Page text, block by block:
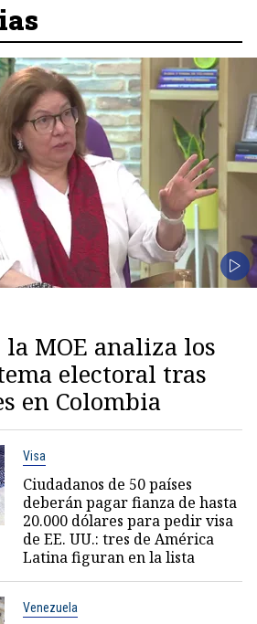
MOE analiza los
electoral tras
en Colombia
Visa
Ciudadanos de 50 países
deberán pagar fianza de hasta
20.000 dólares para pedir visa
de EE. UU.: tres de América
Latina figuran en la lista
Venezuela